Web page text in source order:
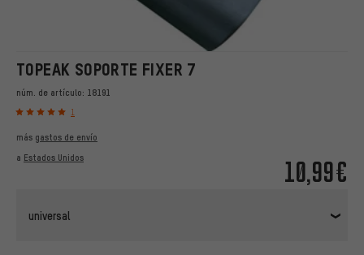
TOPEAK SOPORTE FIXER 7
núm. de artículo: 18191
1
10,99€
más gastos de envío
a Estados Unidos
universal